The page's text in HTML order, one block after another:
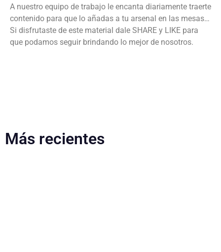
A nuestro equipo de trabajo le encanta diariamente traerte
contenido para que lo añadas a tu arsenal en las mesas…
Si disfrutaste de este material dale SHARE y LIKE para
que podamos seguir brindando lo mejor de nosotros.
Más recientes